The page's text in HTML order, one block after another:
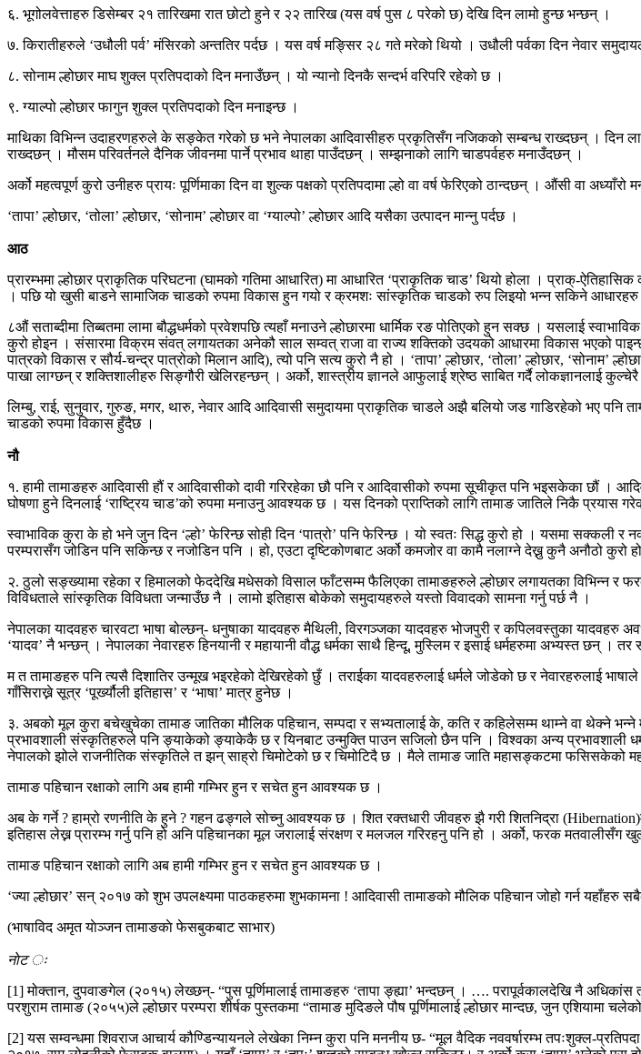
६. भूगोलवेत्ताहरु डिसेम्बर २१ तारिखमा रात छोटो हुने र २२ तारिख (यस वर्ष पुस ८ परेको छ) देखि दिन लामो हुन्छ भन्छन् ।
७. किरातीहरुले ‘उधौली पर्व’ मंसिरको अन्ततिर पर्दछ । यस वर्ष मङ्सिर २८ गते मरेको थियो । उधौली पर्वका दिन नेवार समुदायले
८. सोनाम ल्होछार माघ शुक्ल प्रतिपदाको दिन मनाउँछन् । यो न्यानो दिनकै सन्दर्भ वरिपरि रहेको छ ।
९. ग्याल्पो ल्होछार फागुन शुक्ल प्रतिपदाको दिन मनाइन्छ ।
माथिका विभिन्न उदाहरणहरुले के सङ्केत गरेको छ भने नेपालका आदिवासीहरु प्रकृतिसँग नजिकको सम्बन्ध राख्दछन् । दिन
राख्दछन् । मौसम परिवर्तनले दैनिक जीवनमा पार्ने प्रभाव थाहा पाउँदछन् । सम्झनाको लागि चाडपर्वहरु मनाउँदछन् ।
अर्को महत्वपूर्ण कुरो उनीहरु प्रायः पूर्णिमाका दिन वा शुल्क पक्षको प्रतिपदामा ल्हो वा वर्ष फेरिएको ठान्दछन् । औंसी वा
‘तापा’ ल्होछार, ‘तोला’ ल्होछार, ‘सोनाम’ ल्होछार वा ‘ग्याल्पो’ ल्होछार आदि यसैका उत्पादन मान्नु पर्दछ ।
आठ
प्रारम्भमा ल्होछार प्राकृतिक परिघटना (घामको गतिमा आधारित) मा आधारित ‘प्राकृतिक चाड’ थियो होला । प्राक्-
। पछि यो खुसी बाडने सामाजिक चाडको रुपमा विकास हुन गयो र क्रमशः सांस्कृतिक चाडको रुप लिइयो भन्न सकिने
८औं सताब्दीमा तिब्बतमा लामा बौद्धधर्मको प्रवेशपछि त्यहाँ मनाउने ल्होछारमा धार्मिक रङ पोतिएको हुन सक्छ । यसलाई
कुरो होइन । संसारमा विक्रम संवत् लगायतका अनेकौ साल सम्वत् राजा वा राज्य शक्तिको उदयको आधारमा विकास भएको
पात्रको विकास र सौर्य-चन्द्र पात्रोको मिलान आदि), त्यो पनि सत्य कुरो नै हो । ‘तापा’ ल्होछार, ‘तोला’ ल्होछार, ‘सोनाम’
पाखा लाग्छन् र शक्तिशालीहरु सिङ्गौरी खेलिरहन्छन् । अर्को, शास्त्रीय ज्ञानले आफुलाई श्रेष्ठ साबित गर्दै लोकज्ञानलाई कुल्चेरै
लिम्बु, राई, सुनुवार, गुरुङ, मगर, थारु, नेवार आदि आदिवासी समुदायमा प्राकृतिक चाडले अझै बलियो जड गाडिरहेको भए पनि
चाडको रुपमा विकास हुँदैछ ।
नौ
१. हामी तामाङहरु आदिवासी हौं र आदिवासीको दावी गरिरहेका छौ पनि र आदिवासीको रुपमा सूचीकृत पनि भइसकेका छौं ।
घोषणा हुने दिनलाई ‘राष्ट्रिय चाड’को रुपमा मनाउनु आवश्यक छ । यस दिनको प्राप्तिको लागि तामाङ जातिले निकै प्रयास
स्वाभाविक कुरा के हो भने जुन दिन ‘ल्हो’ फेरिन्छ सोही दिन ‘पात्रो’ पनि फेरिन्छ । यो स्वतः सिद्ध कुरो हो । यसमा
परम्परासँग जोडिन पनि सकिन्छ र नजोडिन पनि । हो, एउटा दृष्टिकोणबाट अर्को कमजोर वा कामै नलाग्ने देख्नु कुनै अनौठो कुरो
२. ठुलो सङ्ख्यामा रहेका र हिमालको फेददेखि मधेसको विसाल फाँटसम्म फैलिएका तामाङहरुले ल्होछार लगायतका विभिन्न र
विविधताले सांस्कृतिक विविधता जन्माउँछ नै । लामो इतिहास बोकेको समुदायहरुले यस्तो विवादको सामना गर्नु पर्छ नै ।
नेपालका यादवहरु चारवटा भाषा बोल्छन्- धनुषाका यादवहरु मैथिली, विरगञ्जका यादवहरु भोजपुरी र कपिलवस्तुका
‘यादव’ नै भन्छन् । नेपालका नेवारहरु हिनयानी र महायानी वौद्ध धर्मका साथै हिन्दू, मुस्लिम र इसाई धर्महरुमा अभ्यस्त छन् ।
म त तामाङहरु पनि त्यसै दिशातिर उन्मूख भइरहेको देखिरहेको छुँ । तराईका यादवहरुलाई धर्मले जोडेको छ र नेवारहरुलाई भाषाले
गाँसिराख्ने सूत्र ‘पूर्ख्यौली इतिहास’ र ‘भाषा’ मात्र हुनेछ ।
३. अबको मूल कुरा बचेखुचेका तामाङ जातिका मौलिक पहिचान, सम्पदा र सभ्यतालाई के, कति र कहिलेसम्म थाम्ने वा थेक्ने भन्ने
प्रभावशाली संस्कृतिहरुले पनि ङ्याकेको ङ्याकेकै छ र यिनबाट उन्मुक्ति पाउन सजिलो छैन पनि । विश्वका अन्य प्रभावशाली
नेपालको झोले राजनीतिक संस्कृतिले त झन् साह्रो चिमोटेको छ र चिमोटिदै छ । मैले तामाङ जाति महासङ्कटमा फसिसकेको
तामाङ पहिचान रक्षाको लागि अब हामी गम्भिर हुन र सचेत हुन आवश्यक छ ।
अब के गर्ने ? हाम्रो रणनीति के हुने ? गहन ढङ्गले सोच्नु आवश्यक छ । शित रक्तधारी जीवहरु झै गरी शितनिद्रा
इतिहास लेख्न प्रारम्भ गर्नु पनि हो अनि पहिचानका मूल जरालाई संरक्षण र मलजल गरिरहनु पनि हो । अर्को, फरक
तामाङ पहिचान रक्षाको लागि अब हामी गम्भिर हुन र सचेत हुन आवश्यक छ ।
‘ज्या ल्होछार’ सन् २०१७ को शुभ उपलक्ष्यमा पाठकहरुमा शुभकामना ! आदिवासी तामाङको मौलिक पहिचान जोहो गर्न यहाँहरु
(भाषाविद अमृत याेञ्जन तामाङकाे फेसबुकबाट साभार)
नाेट ः
[1] मोक्तान, दुपवाङगेल (२०१५) लेख्छन्- “पुस पूर्णिमालाई तामाङहरु ‘तापा ङ्ह्या’ भन्दछन् । …. परापूर्वकालदेखि नै अधिकांस
परशुराम तामाङ (२०५५)ले ल्होछार परम्परा शीर्षक पुस्तकमा “तामाङ मुदिङले पौष पूर्णिमालाई ल्होछार मान्दछ, जुन
[2] यस सम्वन्धमा शिवराज आचार्य कौण्डिन्यायनले लेखेका निम्न कुरा पनि मननीय छ- “मूल वैदिक नववर्षारम्भ तपःशुक्ल-